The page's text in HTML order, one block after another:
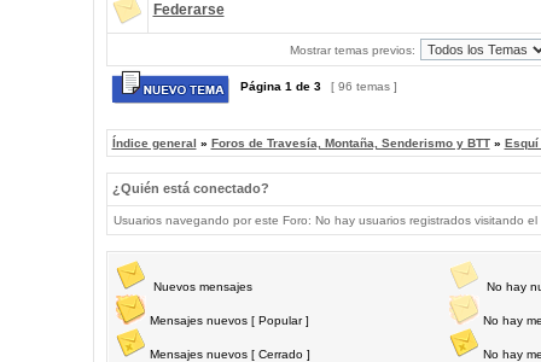
Federarse
Mostrar temas previos:
Página 1 de 3 [ 96 temas ]
Índice general » Foros de Travesía, Montaña, Senderismo y BTT» Esquí
¿Quién está conectado?
Usuarios navegando por este Foro: No hay usuarios registrados visitando
Nuevos mensajes
Mensajes nuevos [ Popular ]
Mensajes nuevos [ Cerrado ]
No hay
No hay
No hay